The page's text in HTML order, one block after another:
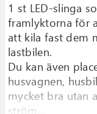
1 st LED-slinga
framlyktorna för
att kila fast dem
lastbilen.
Du kan även
husvagnen,
mycket bra utan
ström...